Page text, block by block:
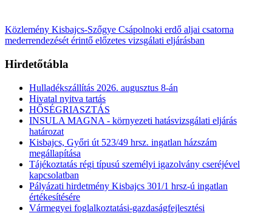
Közlemény Kisbajcs-Szőgye Csápolnoki erdő aljai csatorna
mederrendezését érintő előzetes vizsgálati eljárásban
Hirdetőtábla
Hulladékszállítás 2026. augusztus 8-án
Hivatal nyitva tartás
HŐSÉGRIASZTÁS
INSULA MAGNA - környezeti hatásvizsgálati eljárás
határozat
Kisbajcs, Győri út 523/49 hrsz. ingatlan házszám
megállapítása
Tájékoztatás régi típusú személyi igazolvány cseréjével
kapcsolatban
Pályázati hirdetmény Kisbajcs 301/1 hrsz-ú ingatlan
értékesítésére
Vármegyei foglalkoztatási-gazdaságfejlesztési